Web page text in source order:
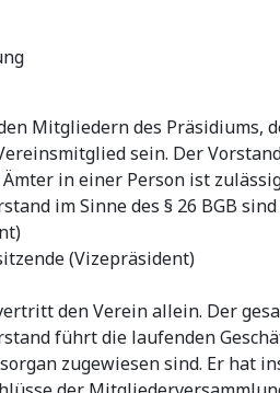
Mitgliedern des Präsidiums,
sein. Der
in einer Person ist
im Sinne des § 26 BGB
(Vizepräsident)
den Verein allein. Der
führt die laufenden
zugewiesen sind. Er hat